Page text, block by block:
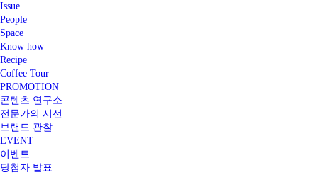
Issue
People
Space
Know how
Recipe
Coffee Tour
PROMOTION
콘텐츠 연구소
전문가의 시선
브랜드 관찰
EVENT
이벤트
당첨자 발표